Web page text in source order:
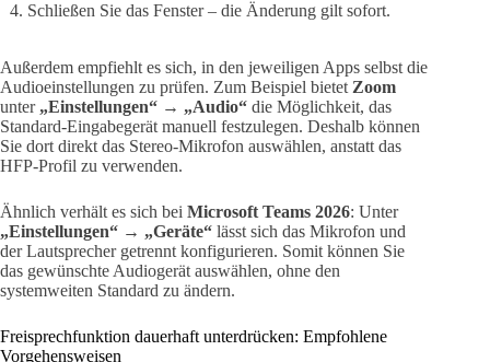
Schließen Sie das Fenster – die Änderung gilt sofort.
Außerdem empfiehlt es sich, in den jeweiligen Apps selbst die
Audioeinstellungen zu prüfen. Zum Beispiel bietet Zoom
unter „Einstellungen“ → „Audio“ die Möglichkeit, das
Standard-Eingabegerät manuell festzulegen. Deshalb können
Sie dort direkt das Stereo-Mikrofon auswählen, anstatt das
HFP-Profil zu verwenden.
Ähnlich verhält es sich bei Microsoft Teams 2026: Unter
„Einstellungen“ → „Geräte“ lässt sich das Mikrofon und
der Lautsprecher getrennt konfigurieren. Somit können Sie
das gewünschte Audiogerät auswählen, ohne den
systemweiten Standard zu ändern.
Freisprechfunktion dauerhaft unterdrücken: Empfohlene
Vorgehensweisen